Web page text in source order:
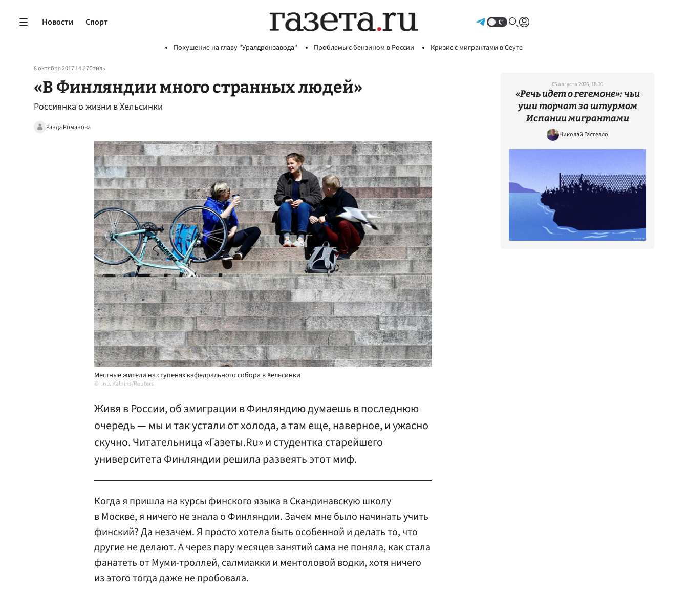
Новости Спорт
Покушение на главу "Уралдронзавода" Проблемы с бензином в России Кризис с мигрантами в Сеуте
8 октября 2017 14:27Стиль
«В Финляндии много странных людей»
Россиянка о жизни в Хельсинки
Ранда Романова
Местные жители на ступенях кафедрального собора в Хельсинки
Ints Kalnins/Reuters
Живя в России, об эмиграции в Финляндию думаешь в последнюю
очередь — мы и так устали от холода, а там еще, наверное, и ужасно
скучно. Читательница «Газеты.Ru» и студентка старейшего
университета Финляндии решила развеять этот миф.
Когда я пришла на курсы финского языка в Скандинавскую школу
в Москве, я ничего не знала о Финляндии. Зачем мне было начинать учить
финский? Да незачем. Я просто хотела быть особенной и делать то, что
другие не делают. А через пару месяцев занятий сама не поняла, как стала
фанатеть от Муми-троллей, салмиакки и ментоловой водки, хотя ничего
из этого тогда даже не пробовала.
05 августа 2026, 18:10
«Речь идет о гегемоне»: чьи
уши торчат за штурмом
Испании мигрантами
Николай Гастелло